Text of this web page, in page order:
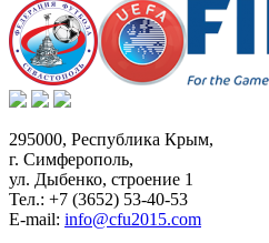
295000, Республика Крым,
г. Симферополь,
ул. Дыбенко, строение 1
Тел.: +7 (3652) 53-40-53
E-mail: info@cfu2015.com